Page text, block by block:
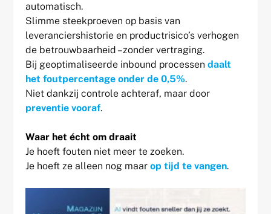
automatisch.
Slimme steekproeven op basis van
leveranciershistorie en productrisico’s verhogen
de betrouwbaarheid –zonder vertraging.
Bij geoptimaliseerde inbound processen daalt
het foutpercentage onder de 0,5%.
Niet dankzij controle achteraf, maar door
preventie vooraf.
Waar het écht om draait
Je hoeft fouten niet meer te zoeken.
Je hoeft ze alleen nog maarop tijd te vangen.